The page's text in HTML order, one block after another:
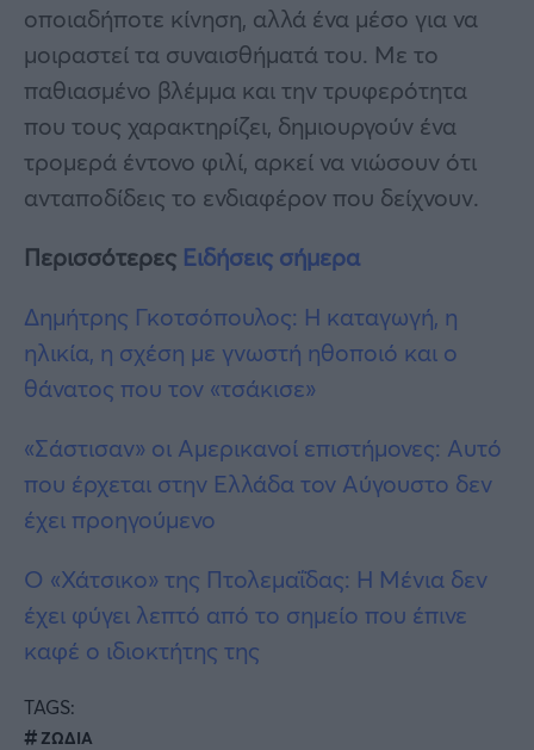
οποιαδήποτε κίνηση, αλλά ένα μέσο για να
μοιραστεί τα συναισθήματά του. Με το
παθιασμένο βλέμμα και την τρυφερότητα
που τους χαρακτηρίζει, δημιουργούν ένα
τρομερά έντονο φιλί, αρκεί να νιώσουν ότι
ανταποδίδεις το ενδιαφέρον που δείχνουν.
Περισσότερες Ειδήσεις σήμερα
Δημήτρης Γκοτσόπουλος: Η καταγωγή, η
ηλικία, η σχέση με γνωστή ηθοποιό και ο
θάνατος που τον «τσάκισε»
«Σάστισαν» οι Αμερικανοί επιστήμονες: Αυτό
που έρχεται στην Ελλάδα τον Αύγουστο δεν
έχει προηγούμενο
O «Χάτσικο» της Πτολεμαΐδας: Η Μένια δεν
έχει φύγει λεπτό από το σημείο που έπινε
καφέ ο ιδιοκτήτης της
TAGS:
ΖΩΔΙΑ